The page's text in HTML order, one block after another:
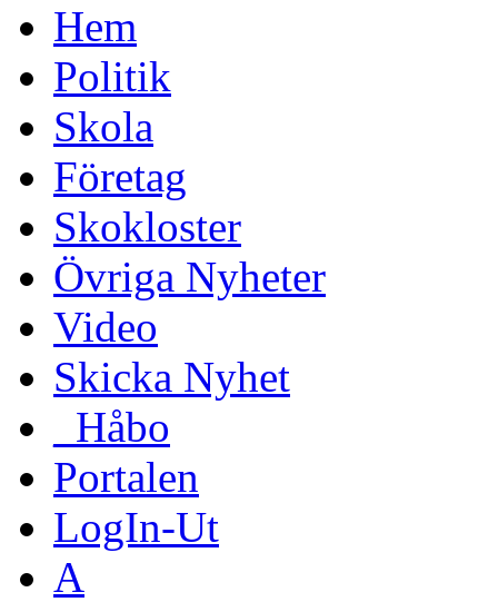
Hem
Politik
Skola
Företag
Skokloster
Övriga Nyheter
Video
Skicka Nyhet
_Håbo
Portalen
LogIn-Ut
A